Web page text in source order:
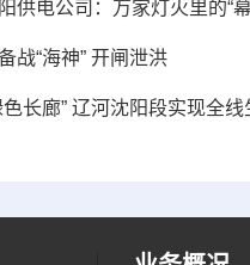
供电公司：万家灯火里的“
战“海神” 开闸泄洪
色长廊” 辽河沈阳段实现全线